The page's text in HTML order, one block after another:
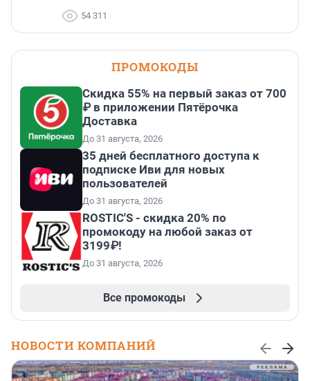
54 311
ПРОМОКОДЫ
Скидка 55% на первый заказ от 700
₽ в приложении Пятёрочка
Доставка
До 31 августа, 2026
35 дней бесплатного доступа к
подписке Иви для новых
пользователей
До 31 августа, 2026
ROSTIC'S - скидка 20% по
промокоду на любой заказ от
3199₽!
До 31 августа, 2026
Все промокоды
НОВОСТИ КОМПАНИЙ